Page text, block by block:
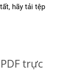
hãy tải tệp
trực